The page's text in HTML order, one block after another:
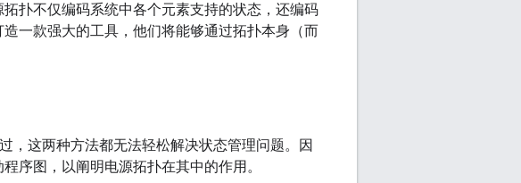
扑不仅编码系统中各个元素支持的状态，还编码
一款强大的工具，他们将能够通过拓扑本身（而
，这两种方法都无法轻松解决状态管理问题。因
序图，以阐明电源拓扑在其中的作用。